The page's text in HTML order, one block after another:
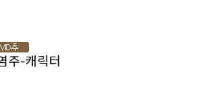
주-캐릭터